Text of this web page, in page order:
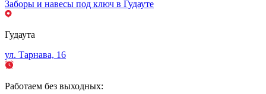
Заборы и навесы под ключ в Гудауте
Гудаута
ул. Тарнава, 16
Работаем без выходных: